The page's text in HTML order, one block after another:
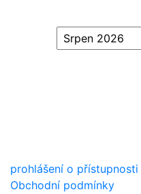
prohlášení o přístupnosti
Obchodní podmínky